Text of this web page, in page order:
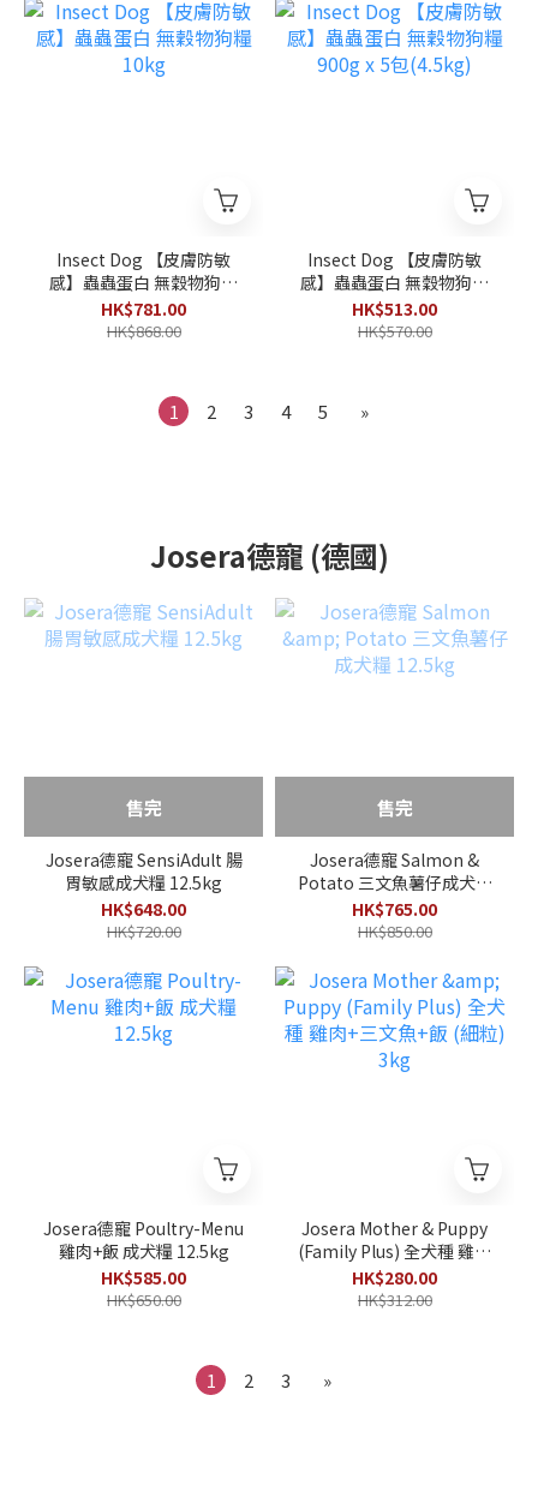
Insect Dog 【皮膚防敏
感】蟲蟲蛋白 無穀物狗糧
10kg
HK$781.00
HK$868.00
Insect Dog 【皮膚防敏
感】蟲蟲蛋白 無穀物狗糧
900g x 5包(4.5kg)
HK$513.00
HK$570.00
1 2 3 4 5 »
Josera德寵 (德國)
售完
Josera德寵 SensiAdult 腸
胃敏感成犬糧 12.5kg
HK$648.00
HK$720.00
售完
Josera德寵 Salmon &
Potato 三文魚薯仔成犬糧
12.5kg
HK$765.00
HK$850.00
Josera德寵 Poultry-Menu
雞肉+飯 成犬糧 12.5kg
HK$585.00
HK$650.00
Josera Mother & Puppy
(Family Plus) 全犬種 雞肉
+三文魚+飯 (細粒) 3kg
HK$280.00
HK$312.00
1 2 3 »